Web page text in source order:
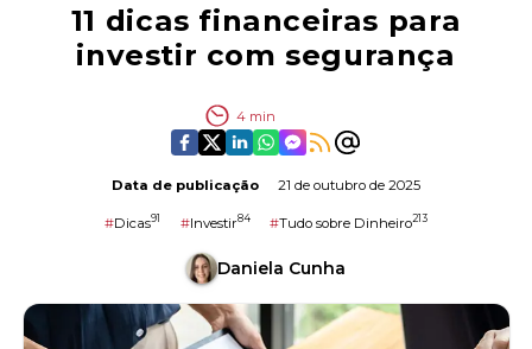
11 dicas financeiras para
investir com segurança
4 min
Data de publicação 21 de outubro de 2025
#Dicas91 #Investir84 #Tudo sobre Dinheiro213
Daniela Cunha